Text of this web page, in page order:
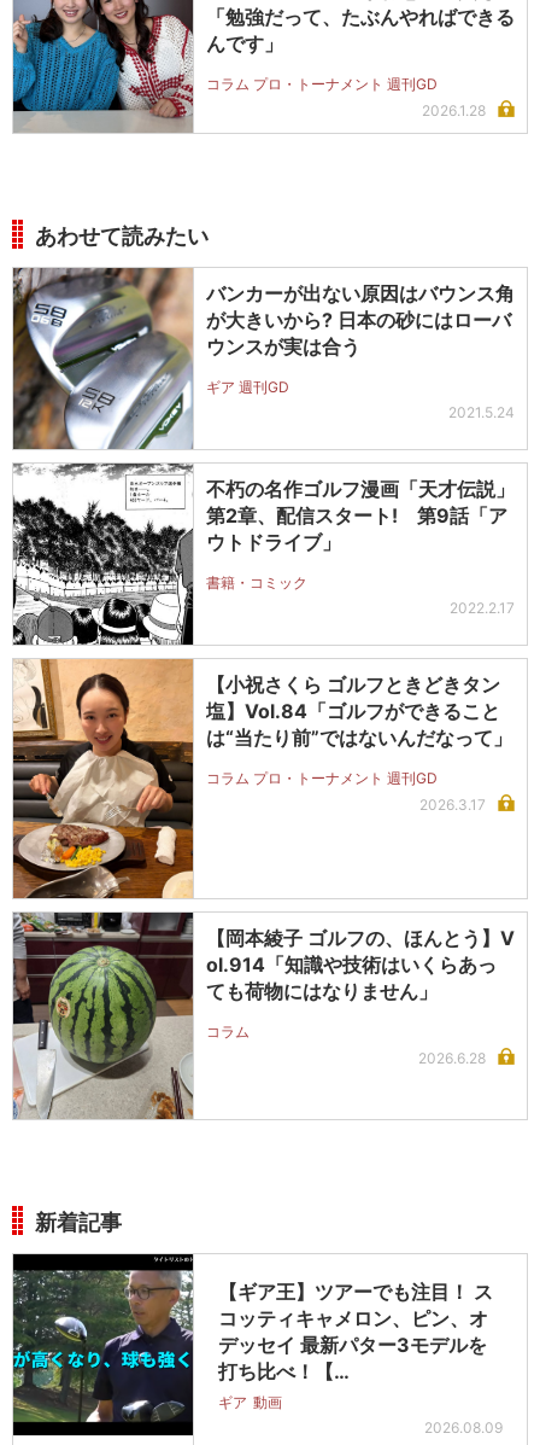
「勉強だって、たぶんやればできる
んです」
コラム プロ・トーナメント 週刊GD
2026.1.28
あわせて読みたい
バンカーが出ない原因はバウンス角
が大きいから? 日本の砂にはローバ
ウンスが実は合う
ギア 週刊GD
2021.5.24
不朽の名作ゴルフ漫画「天才伝説」
第2章、配信スタート! 第9話「ア
ウトドライブ」
書籍・コミック
2022.2.17
【小祝さくら ゴルフときどきタン
塩】Vol.84「ゴルフができること
は“当たり前”ではないんだなって」
コラム プロ・トーナメント 週刊GD
2026.3.17
【岡本綾子 ゴルフの、ほんとう】V
ol.914「知識や技術はいくらあっ
ても荷物にはなりません」
コラム
2026.6.28
新着記事
【ギア王】ツアーでも注目！ ス
コッティキャメロン、ピン、オ
デッセイ 最新パター3モデルを
打ち比べ！【…
ギア 動画
2026.08.09